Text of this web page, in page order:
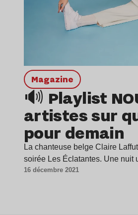
magazine
🔊 Playlist
artistes sur
pour demain
La chanteuse belge Claire
soirée Les Éclatantes. Une nuit
16 décembre 2021